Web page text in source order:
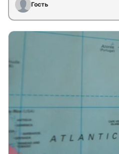
Гость